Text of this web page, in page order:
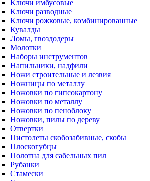
Ключи имбусовые
Ключи разводные
Ключи рожковые, комбинированные
Кувалды
Ломы, гвоздодеры
Молотки
Наборы инструментов
Напильники, надфили
Ножи строительные и лезвия
Ножницы по металлу
Ножовки по гипсокартону
Ножовки по металлу
Ножовки по пеноблоку
Ножовки, пилы по дереву
Отвертки
Пистолеты скобозабивные, скобы
Плоскогубцы
Полотна для сабельных пил
Рубанки
Стамески